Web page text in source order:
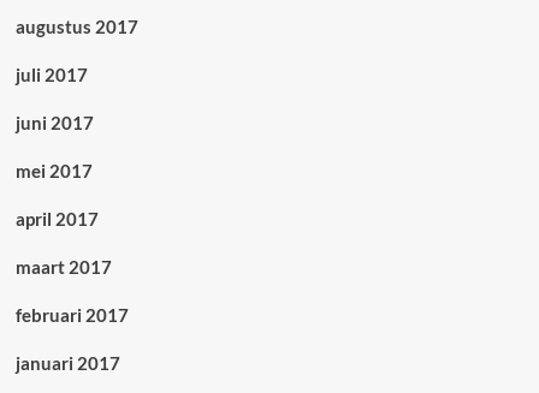
augustus 2017
juli 2017
juni 2017
mei 2017
april 2017
maart 2017
februari 2017
januari 2017